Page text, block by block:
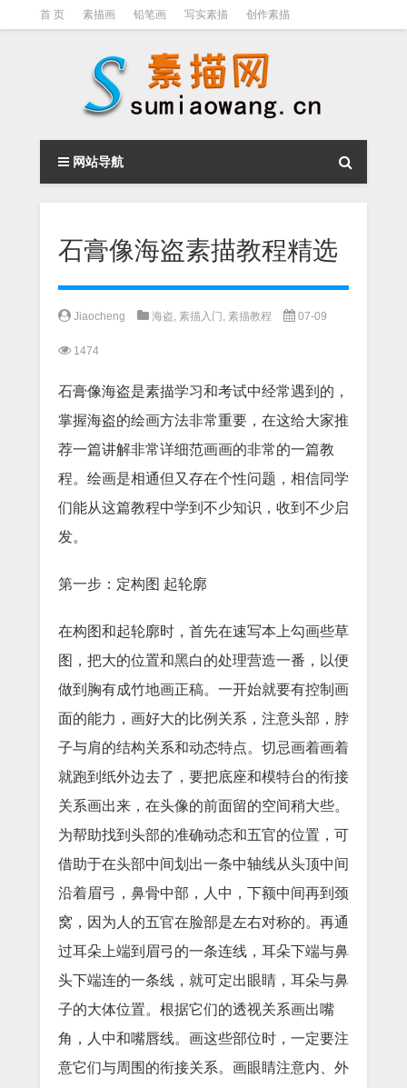
首 页 素描画 铅笔画 写实素描 创作素描
素描视频教程
网站导航
石膏像海盗素描教程精选
Jiaocheng 海盗, 素描入门 , 素描教程 07-09
1474
石膏像海盗是素描学习和考试中经常遇到的，
掌握海盗的绘画方法非常重要，在这给大家推
荐一篇讲解非常详细范画画的非常的一篇教
程。绘画是相通但又存在个性问题，相信同学
们能从这篇教程中学到不少知识，收到不少启
发。
第一步：定构图 起轮廓
在构图和起轮廓时，首先在速写本上勾画些草
图，把大的位置和黑白的处理营造一番，以便
做到胸有成竹地画正稿。一开始就要有控制画
面的能力，画好大的比例关系，注意头部，脖
子与肩的结构关系和动态特点。切忌画着画着
就跑到纸外边去了，要把底座和模特台的衔接
关系画出来，在头像的前面留的空间稍大些。
为帮助找到头部的准确动态和五官的位置，可
借助于在头部中间划出一条中轴线从头顶中间
沿着眉弓，鼻骨中部，人中，下额中间再到颈
窝，因为人的五官在脸部是左右对称的。再通
过耳朵上端到眉弓的一条连线，耳朵下端与鼻
头下端连的一条线，就可定出眼睛，耳朵与鼻
子的大体位置。根据它们的透视关系画出嘴
角，人中和嘴唇线。画这些部位时，一定要注
意它们与周围的衔接关系。画眼睛注意内、外